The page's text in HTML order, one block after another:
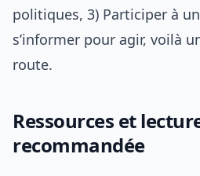
politiques, 3) Participer à
s’informer pour agir, voilà
route.
Ressources et
recommandée